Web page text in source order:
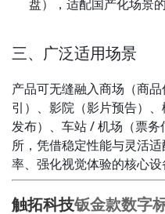
盘），适配国产化场景
三、广泛适用场景
产品可无缝融入商场（商
引）、影院（影片预告）
发布）、车站 / 机场（票
所，凭借稳定性能与灵活
率、强化视觉体验的核心设
触拓科技钣金款数字